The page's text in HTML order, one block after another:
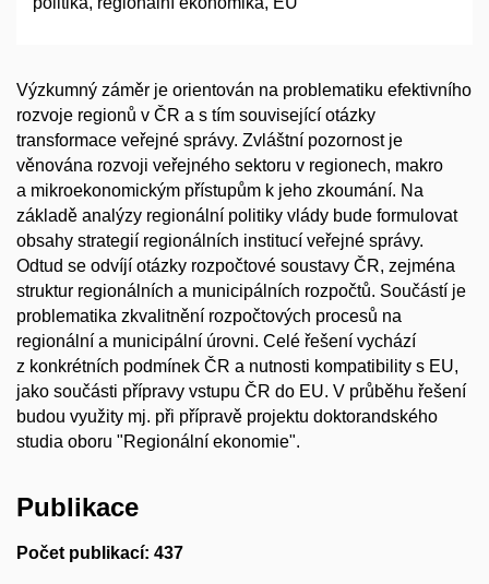
Výzkumný záměr je orientován na problematiku efektivního
rozvoje regionů v ČR a s tím související otázky
transformace veřejné správy. Zvláštní pozornost je
věnována rozvoji veřejného sektoru v regionech, makro
a mikroekonomickým přístupům k jeho zkoumání. Na
základě analýzy regionální politiky vlády bude formulovat
obsahy strategií regionálních institucí veřejné správy.
Odtud se odvíjí otázky rozpočtové soustavy ČR, zejména
struktur regionálních a municipálních rozpočtů. Součástí je
problematika zkvalitnění rozpočtových procesů na
regionální a municipální úrovni. Celé řešení vychází
z konkrétních podmínek ČR a nutnosti kompatibility s EU,
jako součásti přípravy vstupu ČR do EU. V průběhu řešení
budou využity mj. při přípravě projektu doktorandského
studia oboru "Regionální ekonomie".
Publikace
Počet publikací: 437